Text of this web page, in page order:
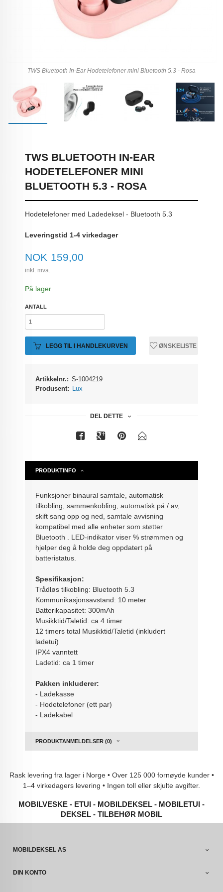
TWS Bluetooth In-Ear Hodetelefoner mini Bluetooth 5.3 - Rosa
TWS BLUETOOTH IN-EAR
HODETELEFONER MINI
BLUETOOTH 5.3 - ROSA
Hodetelefoner med Ladedeksel - Bluetooth 5.3
Leveringstid 1-4 virkedager
Pris
NOK 159,00
inkl. mva.
På lager
ANTALL
LEGG TIL I HANDLEKURVEN ØNSKELISTE
Artikkelnr.: S-1004219
Produsent: Lux
DEL DETTE
PRODUKTINFO
Funksjoner binaural samtale, automatisk
tilkobling, sammenkobling, automatisk på / av,
skift sang opp og ned, samtale avvisning
kompatibel med alle enheter som støtter
Bluetooth . LED-indikator viser % strømmen og
hjelper deg å holde deg oppdatert på
batteristatus.
Spesifikasjon:
Trådløs tilkobling: Bluetooth 5.3
Kommunikasjonsavstand: 10 meter
Batterikapasitet: 300mAh
Musikktid/Taletid: ca 4 timer
12 timers total Musikktid/Taletid (inkludert
ladetui)
IPX4 vanntett
Ladetid: ca 1 timer
Pakken inkluderer:
- Ladekasse
- Hodetelefoner (ett par)
- Ladekabel
PRODUKTANMELDELSER (0)
Rask levering fra lager i Norge • Over 125 000 fornøyde kunder •
1–4 virkedagers levering • Ingen toll eller skjulte avgifter.
MOBILVESKE - ETUI - MOBILDEKSEL - MOBILETUI -
DEKSEL - TILBEHØR MOBIL
MOBILDEKSEL AS
DIN KONTO